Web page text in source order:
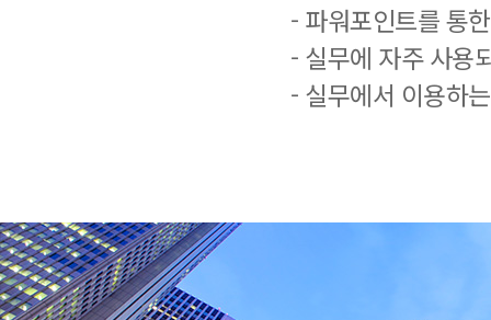
- 파워포인트를 통
- 실무에 자주 사용
- 실무에서 이용하